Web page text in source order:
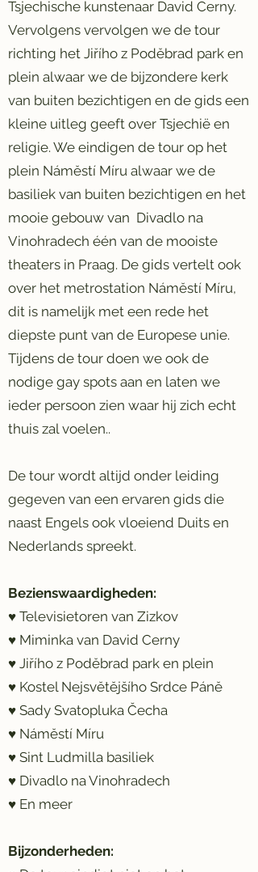
Tsjechische kunstenaar David Cerny.
Vervolgens vervolgen we de tour
richting het Jiřího z Poděbrad park en
plein alwaar we de bijzondere kerk
van buiten bezichtigen en de gids een
kleine uitleg geeft over Tsjechië en
religie. We eindigen de tour op het
plein Náměstí Míru alwaar we de
basiliek van buiten bezichtigen en het
mooie gebouw van Divadlo na
Vinohradech één van de mooiste
theaters in Praag. De gids vertelt ook
over het metrostation Náměstí Míru,
dit is namelijk met een rede het
diepste punt van de Europese unie.
Tijdens de tour doen we ook de
nodige gay spots aan en laten we
ieder persoon zien waar hij zich echt
thuis zal voelen..
De tour wordt altijd onder leiding
gegeven van een ervaren gids die
naast Engels ook vloeiend Duits en
Nederlands spreekt.
Bezienswaardigheden:
♥ Televisietoren van Zizkov
♥ Miminka van David Cerny
♥ Jiřího z Poděbrad park en plein
♥ Kostel Nejsvětějšího Srdce Páně
♥ Sady Svatopluka Čecha
♥ Náměstí Míru
♥ Sint Ludmilla basiliek
♥ Divadlo na Vinohradech
♥ En meer
Bijzonderheden: